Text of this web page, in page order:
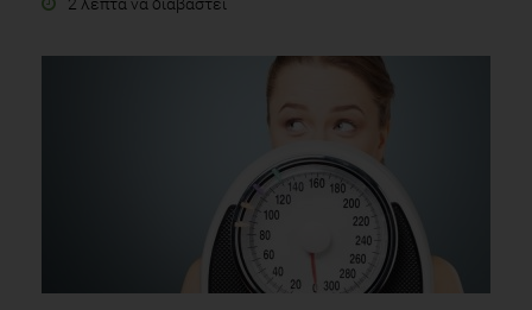
2 λεπτά να διαβαστεί